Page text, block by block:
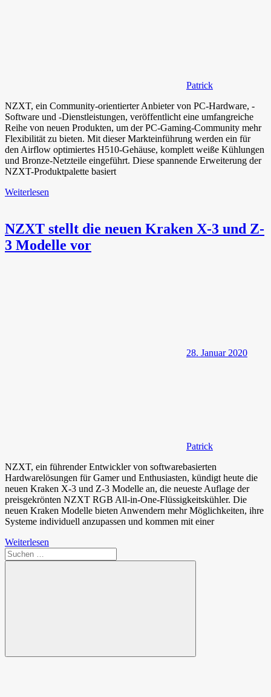
Patrick
NZXT, ein Community-orientierter Anbieter von PC-Hardware, -
Software und -Dienstleistungen, veröffentlicht eine umfangreiche
Reihe von neuen Produkten, um der PC-Gaming-Community mehr
Flexibilität zu bieten. Mit dieser Markteinführung werden ein für
den Airflow optimiertes H510-Gehäuse, komplett weiße Kühlungen
und Bronze-Netzteile eingeführt. Diese spannende Erweiterung der
NZXT-Produktpalette basiert
Weiterlesen
NZXT stellt die neuen Kraken X-3 und Z-
3 Modelle vor
28. Januar 2020
Patrick
NZXT, ein führender Entwickler von softwarebasierten
Hardwarelösungen für Gamer und Enthusiasten, kündigt heute die
neuen Kraken X-3 und Z-3 Modelle an, die neueste Auflage der
preisgekrönten NZXT RGB All-in-One-Flüssigkeitskühler. Die
neuen Kraken Modelle bieten Anwendern mehr Möglichkeiten, ihre
Systeme individuell anzupassen und kommen mit einer
Weiterlesen
Suchen
nach:
Suchen